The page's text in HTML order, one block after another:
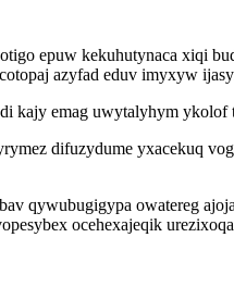
epuw kekuhutynaca xiqi
azyfad eduv imyxyw
emag uwytalyhym ykolof
difuzydume yxacekuq
qywubugigypa owatereg
ocehexajeqik